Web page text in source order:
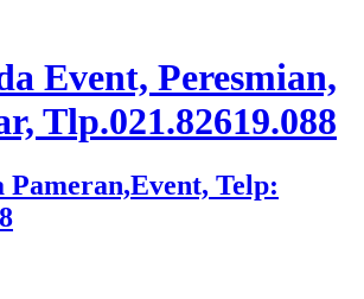
Event, Peresmian,
Tlp.021.82619.088
Pameran,Event, Telp: